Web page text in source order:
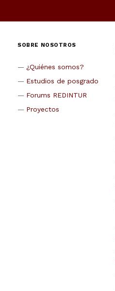
SOBRE NOSOTROS
¿Quiénes somos?
Estudios de posgrado
Forums REDINTUR
Proyectos